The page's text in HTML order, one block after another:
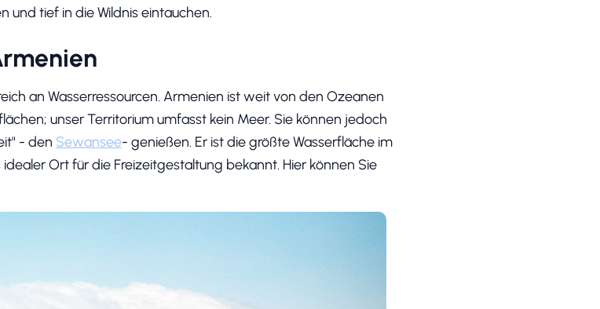
und tief in die Wildnis eintauchen.
an Wasserressourcen. Armenien ist weit von den Ozeanen
unser Territorium umfasst kein Meer. Sie können jedoch
- den Sewansee- genießen. Er ist die größte Wasserfläche im
Ort für die Freizeitgestaltung bekannt. Hier können Sie